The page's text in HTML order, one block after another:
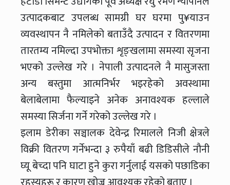
उत्पादकबाट उपलब्ध सामग्री घर घरमा पु¥याउन
व्यवस्थापन नै नमिलेको बताउँदै उत्पादन र वितरणमा
तारतम्य नमिल्दा उपभोक्ता शृङ्खलामा समस्या सृजना
भएको उल्लेख गरे । नेपाली उत्पादनले नै मासुजस्ता
अन्य बस्तुमा आत्मनिर्भर भइरहेको अवस्थामा
बेलाबेलामा फैल्याइने अनेक अनावश्यक हल्लाले
समस्या सिर्जना गर्ने गरेको उल्लेख गरे ।
इलाम डेरीका सञ्चालक देवेन्द्र रिमालले निजी क्षेत्रले
विक्री वितरण गर्नेभन्दा ३ रुपैयाँ बढी डिडिसीले नौनी
घ्यू बेच्दा पनि घाटा हुने कुरा गर्नुलाई यसको पछाडिका